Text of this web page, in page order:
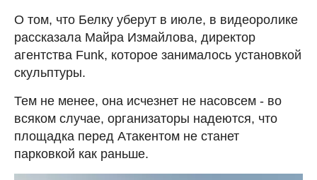
О том, что Белку уберут в июле, в видеоролике
рассказала Майра Измайлова, директор
агентства Funk, которое занималось установкой
скульптуры.
Тем не менее, она исчезнет не насовсем - во
всяком случае, организаторы надеются, что
площадка перед Атакентом не станет
парковкой как раньше.